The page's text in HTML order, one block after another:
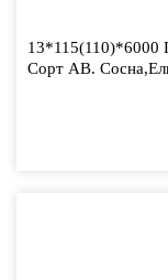
13*115(110)*6000
Сорт АВ.